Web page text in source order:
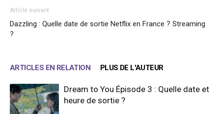
Article suivant
Dazzling : Quelle date de sortie Netflix en France ? Streaming
?
ARTICLES EN RELATION PLUS DE L'AUTEUR
Dream to You Épisode 3 : Quelle date et
heure de sortie ?